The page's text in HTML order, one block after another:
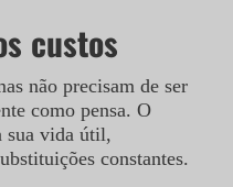
custos
não precisam de ser
como pensa. O
sua vida útil,
constantes.